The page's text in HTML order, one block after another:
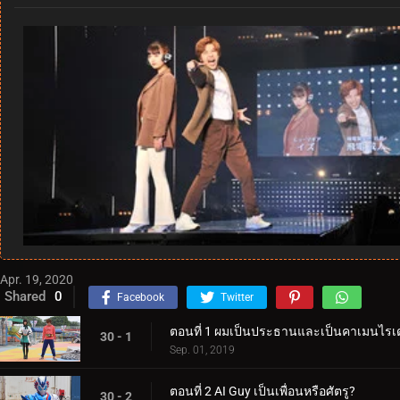
Apr. 19, 2020
Shared 0 Facebook Twitter
30 - 1 ตอนที่ 1 ผมเป็นประธานและเป็นคาเมนไรเ
Sep. 01, 2019
30 - 2 ตอนที่ 2 AI Guy เป็นเพื่อนหรือศัตรู?